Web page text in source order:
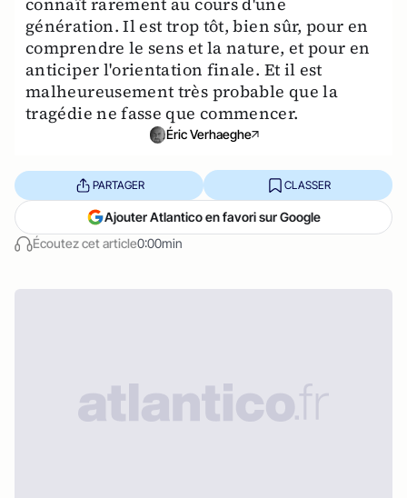
génération. Il est trop tôt, bien sûr, pour en
comprendre le sens et la nature, et pour en
anticiper l'orientation finale. Et il est
malheureusement très probable que la
tragédie ne fasse que commencer.
Éric Verhaeghe
Écoutez cet article0:00min
PARTAGER CLASSER
Ajouter Atlantico en favori sur Google